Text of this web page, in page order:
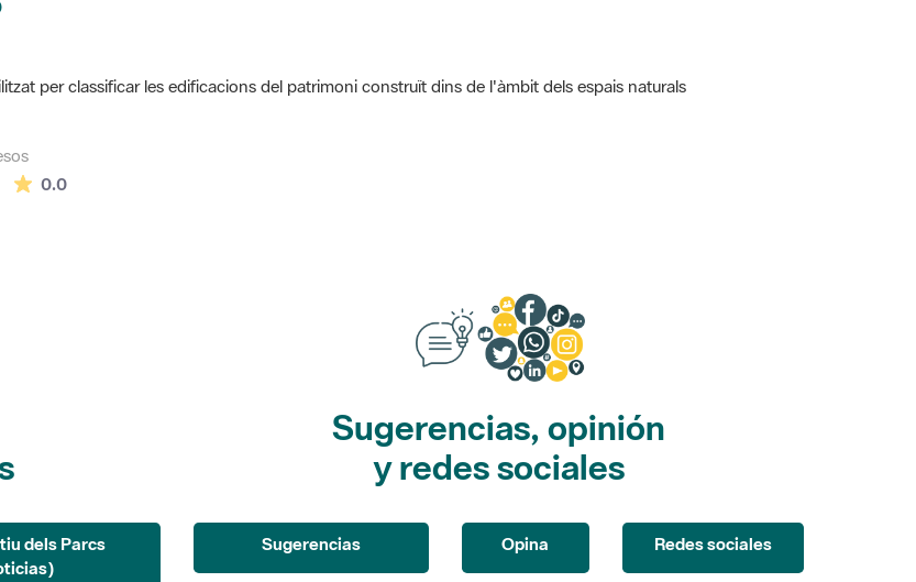
per classificar les edificacions del patrimoni construït dins de l'àmbit dels espais naturals
0.0La valoración media es de 0 estrellas de 5.
dels Parcs
Sugerencias, opinión
y redes sociales
Sugerencias Opina Redes sociales